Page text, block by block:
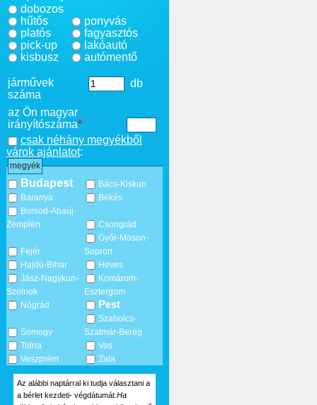
dobozos
hűtős
platós
pick-up
kisbusz
ponyvás
fagyasztós
lakóautó
autómentő
járművek
száma
db
az Ön magyar
irányítószáma*
csak néhány megyékből
várok ajánlatot:
megyék
Budapest
Bács-Kiskun
Baranya
Békés
Borsod-Abaúj-
Zemplén
Csongrád
Fejér
Győr-Moson-
Sopron
Hajdú-Bihar
Heves
Jász-Nagykun-
Szolnok
Komárom-
Esztergom
Nógrád
Pest
Somogy
Szabolcs-
Szatmár-Bereg
Tolna
Vas
Veszprém
Zala
Az alábbi naptárral ki tudja választani a
a bérlet kezdeti- végdátumát. Ha